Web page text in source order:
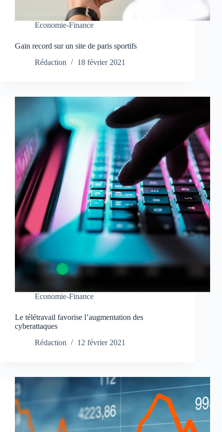
Economie-Finance
Gain record sur un site de paris sportifs
Rédaction
18 février 2021
Economie-Finance
Le télétravail favorise l’augmentation des
cyberattaques
Rédaction
12 février 2021